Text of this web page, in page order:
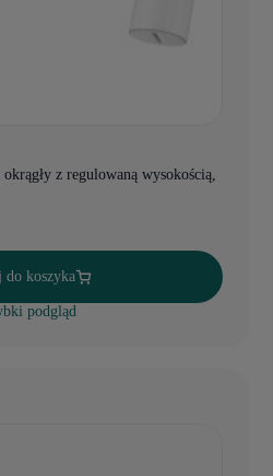
z regulowaną wysokością,
do koszyka
podgląd